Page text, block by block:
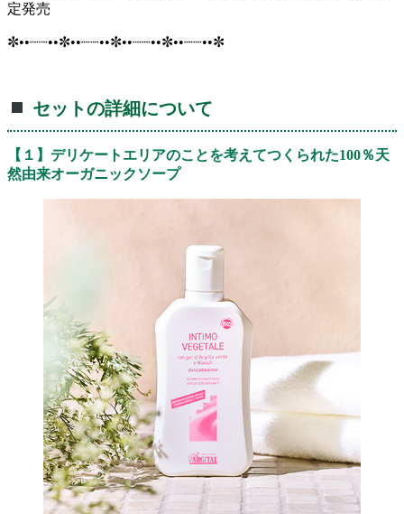
定発売
✼••┈┈••✼••┈┈••✼••┈┈••✼••┈┈••✼
セットの詳細について
【１】デリケートエリアのことを考えてつくられた100％天
然由来オーガニックソープ